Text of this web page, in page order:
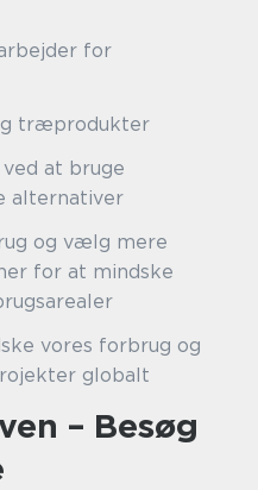
for
træprodukter
at bruge
alternativer
og vælg mere
for at mindske
vores forbrug og
globalt
– Besøg